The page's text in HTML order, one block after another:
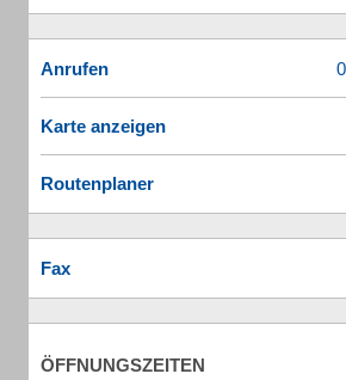
Anrufen
Karte anzeigen
Routenplaner
Fax
ÖFFNUNGSZEITEN